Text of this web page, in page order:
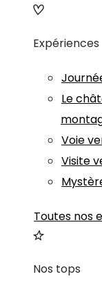
Expériences
Le
Voie
Visite
Toutes nos
Nos tops